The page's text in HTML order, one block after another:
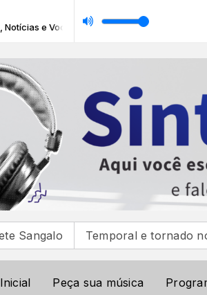
e Você com Elisangela Ribeiro
Temporal e tornado no RS
Peça sua música